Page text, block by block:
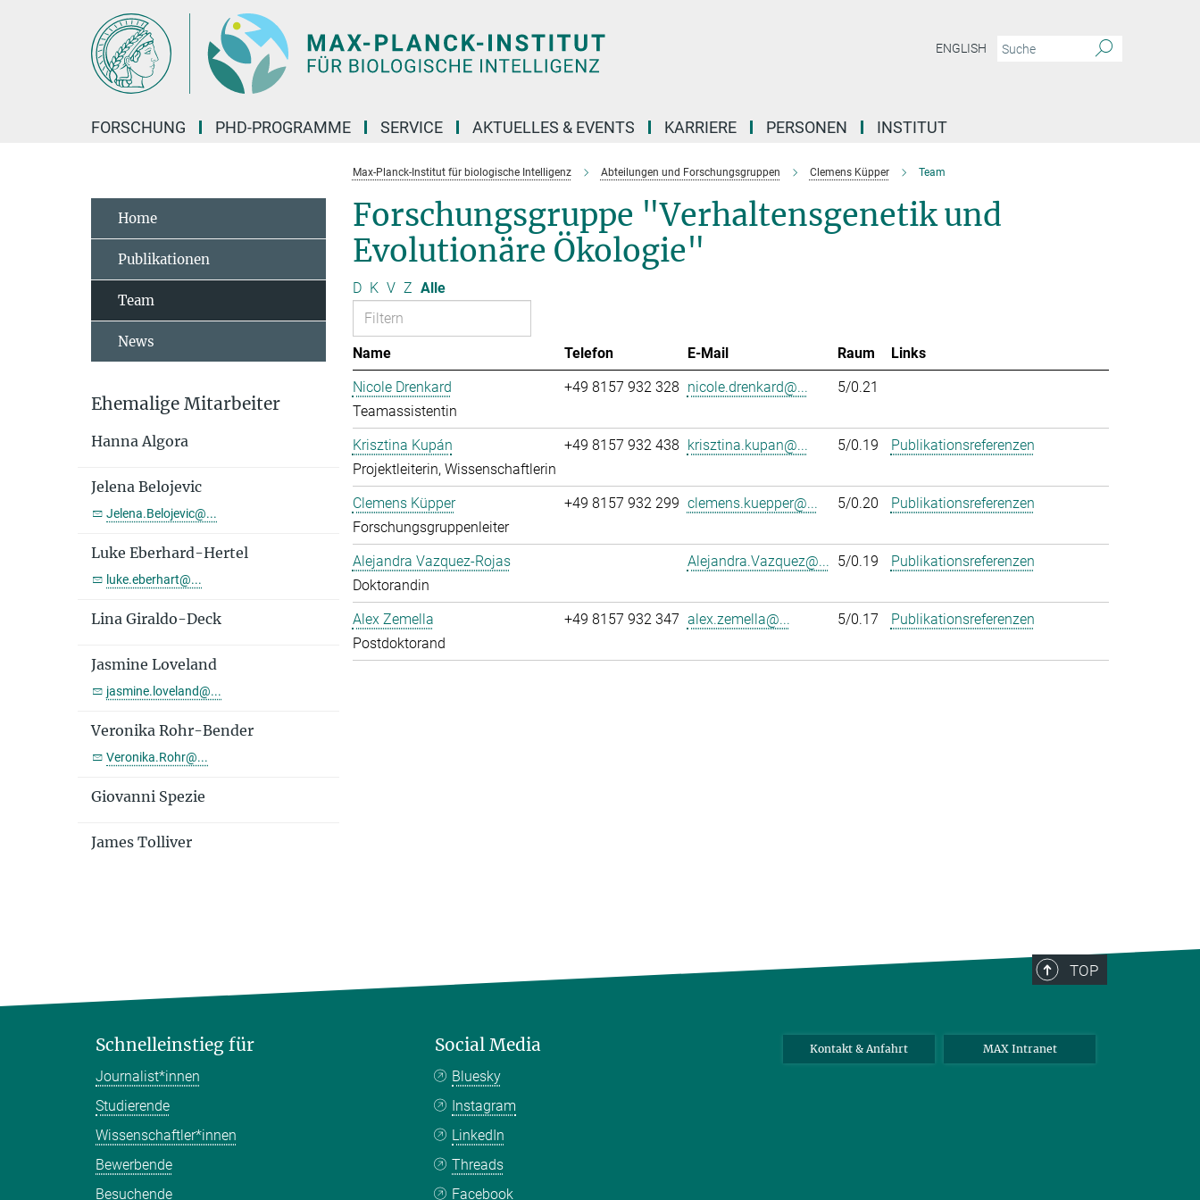
ENGLISH
FORSCHUNG PHD-PROGRAMME SERVICE AKTUELLES & EVENTS KARRIERE PERSONEN INSTITUT
Max-Planck-Institut für biologische Intelligenz Abteilungen und Forschungsgruppen Clemens Küpper Team
Forschungsgruppe "Verhaltensgenetik und
Evolutionäre Ökologie"
D K V Z Alle
Name Telefon E-Mail Raum
Links
Nicole Drenkard
Teamassistentin
+49 8157 932 328 nicole.drenkard@... 5/0.21
Krisztina Kupán
Projektleiterin, Wissenschaftlerin
+49 8157 932 438 krisztina.kupan@... 5/0.19 Publikationsreferenzen
Clemens Küpper
Forschungsgruppenleiter
+49 8157 932 299 clemens.kuepper@... 5/0.20 Publikationsreferenzen
Alejandra Vazquez-Rojas
Doktorandin
Alejandra.Vazquez@... 5/0.19 Publikationsreferenzen
Alex Zemella
Postdoktorand
+49 8157 932 347 alex.zemella@... 5/0.17 Publikationsreferenzen
Home
Publikationen
Team
News
Ehemalige Mitarbeiter
Hanna Algora
Jelena Belojevic
Jelena.Belojevic@...
Luke Eberhard-Hertel
luke.eberhart@...
Lina Giraldo-Deck
Jasmine Loveland
jasmine.loveland@...
Veronika Rohr-Bender
Veronika.Rohr@...
Giovanni Spezie
James Tolliver
TOP
Schnelleinstieg für
Journalist*innen
Studierende
Wissenschaftler*innen
Bewerbende
Besuchende
Social Media
Bluesky
Instagram
LinkedIn
Threads
Facebook
Kontakt & Anfahrt MAX Intranet